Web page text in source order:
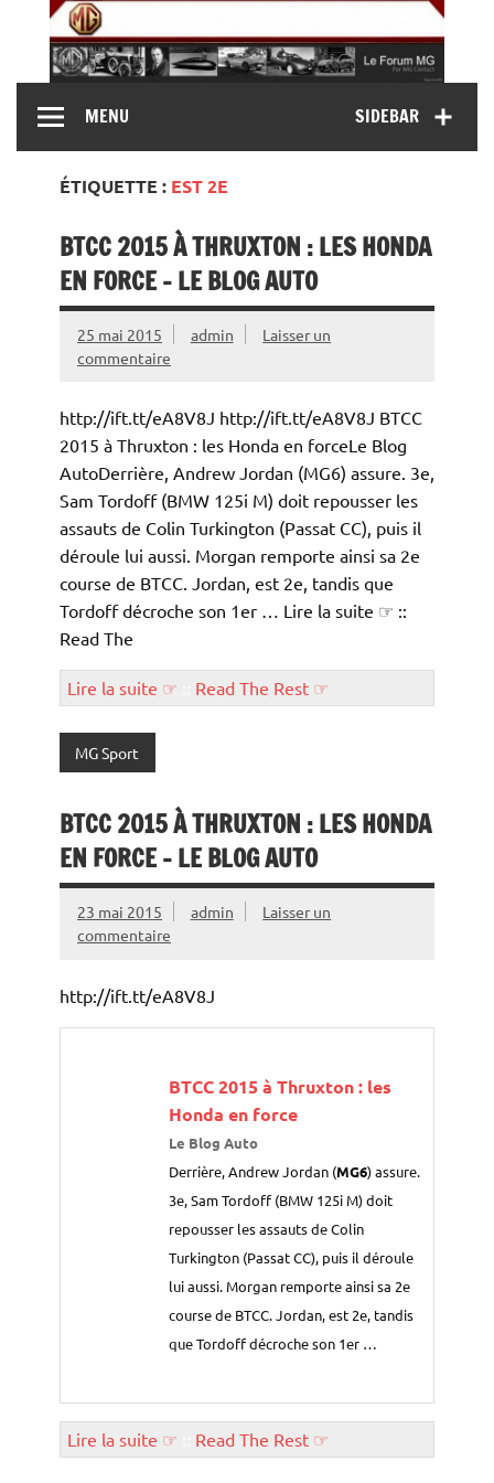
content
MG Contact
MG B, MG F, MG A, Midget…)SIDEBAR
MENU
ÉTIQUETTE : EST 2E
BTCC 2015 À THRUXTON : LES HONDA
EN FORCE – LE BLOG AUTO
25 mai 2015 admin
Laisser un
commentaire
http://ift.tt/eA8V8J http://ift.tt/eA8V8J BTCC
2015 à Thruxton : les Honda en forceLe Blog
AutoDerrière, Andrew Jordan (MG6) assure. 3e,
Sam Tordoff (BMW 125i M) doit repousser les
assauts de Colin Turkington (Passat CC), puis il
déroule lui aussi. Morgan remporte ainsi sa 2e
course de BTCC. Jordan, est 2e, tandis que
Tordoff décroche son 1er … Lire la suite ☞ ::
Read The
Lire la suite ☞ Read The Rest ☞
MG Sport
BTCC 2015 À THRUXTON : LES HONDA
EN FORCE – LE BLOG AUTO
23 mai 2015 admin
Laisser un
commentaire
http://ift.tt/eA8V8J
BTCC 2015 à Thruxton : les
Honda en force
Le Blog Auto
Derrière, Andrew Jordan (MG6) assure.
3e, Sam Tordoff (BMW 125i M) doit
repousser les assauts de Colin
Turkington (Passat CC), puis il déroule
lui aussi. Morgan remporte ainsi sa 2e
course de BTCC. Jordan, est 2e, tandis
que Tordoff décroche son 1er …
Lire la suite ☞ Read The Rest ☞